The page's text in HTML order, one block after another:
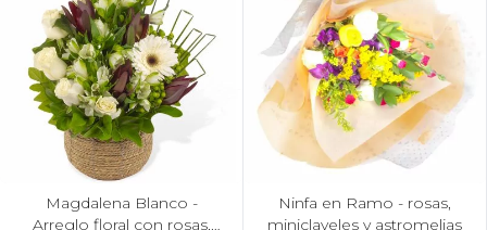
Magdalena Blanco -
Arreglo floral con rosas,
Ninfa en Ramo - rosas,
miniclaveles y astromelias